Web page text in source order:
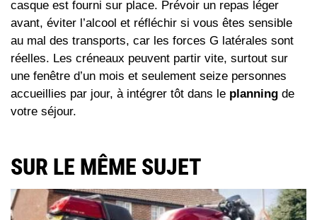
casque est fourni sur place. Prévoir un repas léger
avant, éviter l’alcool et réfléchir si vous êtes sensible
au mal des transports, car les forces G latérales sont
réelles. Les créneaux peuvent partir vite, surtout sur
une fenêtre d’un mois et seulement seize personnes
accueillies par jour, à intégrer tôt dans le planning de
votre séjour.
SUR LE MÊME SUJET